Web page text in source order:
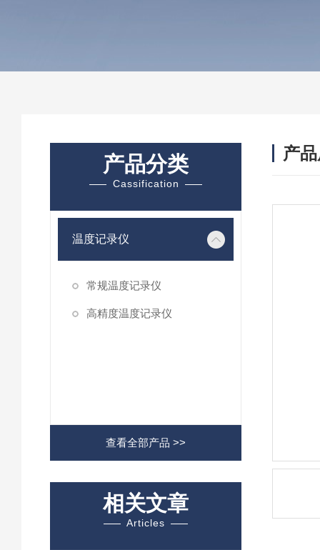
产品分类
Cassification
温度记录仪
常规温度记录仪
高精度温度记录仪
查看全部产品 >>
相关文章
Articles
产